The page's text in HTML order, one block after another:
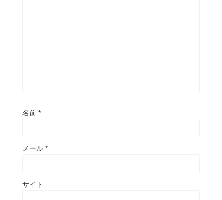
名前 *
メール *
サイト